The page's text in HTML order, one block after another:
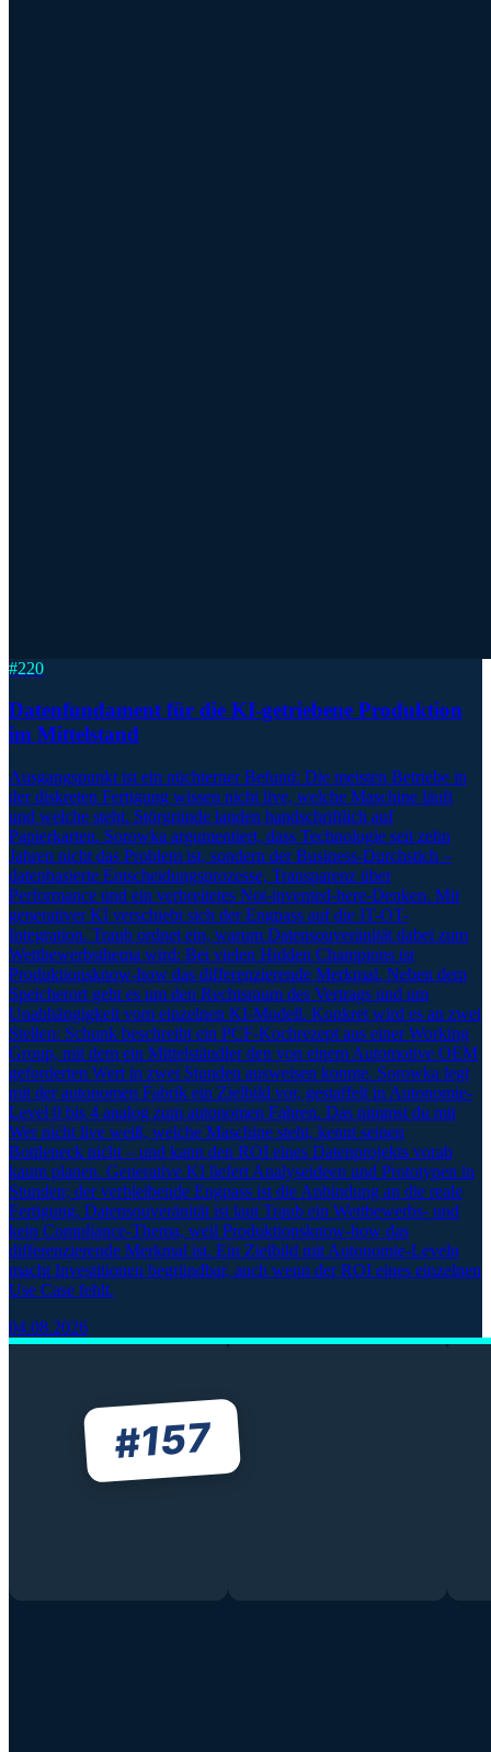
#220
Datenfundament für die KI-getriebene Produktion
im Mittelstand
Ausgangspunkt ist ein nüchterner Befund: Die meisten Betriebe in
der diskreten Fertigung wissen nicht live, welche Maschine läuft
und welche steht. Störgründe landen handschriftlich auf
Papierkarten. Sorowka argumentiert, dass Technologie seit zehn
Jahren nicht das Problem ist, sondern der Business-Durchstich –
datenbasierte Entscheidungsprozesse, Transparenz über
Performance und ein verbreitetes Not-invented-here-Denken. Mit
generativer KI verschiebt sich der Engpass auf die IT-OT-
Integration. Traub ordnet ein, warum Datensouveränität dabei zum
Wettbewerbsthema wird: Bei vielen Hidden Champions ist
Produktionsknow-how das differenzierende Merkmal. Neben dem
Speicherort geht es um den Rechtsraum des Vertrags und um
Unabhängigkeit vom einzelnen KI-Modell. Konkret wird es an zwei
Stellen: Schunk beschreibt ein PCF-Kochrezept aus einer Working
Group, mit dem ein Mittelständler den von einem Automotive OEM
geforderten Wert in zwei Stunden ausweisen konnte. Sorowka legt
mit der autonomen Fabrik ein Zielbild vor, gestaffelt in Autonomie-
Level 0 bis 4 analog zum autonomen Fahren. Das nimmst du mit
Wer nicht live weiß, welche Maschine steht, kennt seinen
Bottleneck nicht – und kann den ROI eines Datenprojekts vorab
kaum planen. Generative KI liefert Analyseideen und Prototypen in
Stunden; der verbleibende Engpass ist die Anbindung an die reale
Fertigung. Datensouveränität ist laut Traub ein Wettbewerbs- und
kein Compliance-Thema, weil Produktionsknow-how das
differenzierende Merkmal ist. Ein Zielbild mit Autonomie-Leveln
macht Investitionen begründbar, auch wenn der ROI eines einzelnen
Use Case fehlt.
04.08.2026
#157